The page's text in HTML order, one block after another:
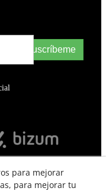
Suscríbeme
para mejorar
para mejorar tu